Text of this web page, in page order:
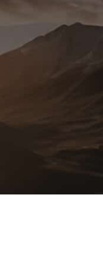
את
האפשרויות